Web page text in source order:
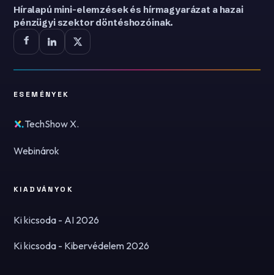
Híralapú mini-elemzések és hírmagyarázat a hazai
pénzügyi szektor döntéshozóinak.
ESEMÉNYEK
TechShow X.
Webinárok
KIADVÁNYOK
Ki kicsoda - AI 2026
Ki kicsoda - Kibervédelem 2026